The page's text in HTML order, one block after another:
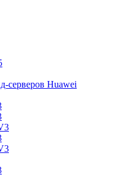
серверов Huawei